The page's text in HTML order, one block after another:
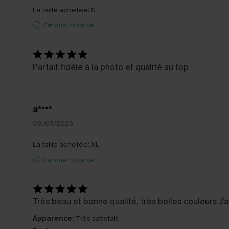
La taille achetée: S
Critique Incitative
Parfait fidèle à la photo et qualité au top
a****
08/07/2026
La taille achetée: XL
Critique Incitative
Très beau et bonne qualité, très belles couleurs
Apparence: Très satisfait